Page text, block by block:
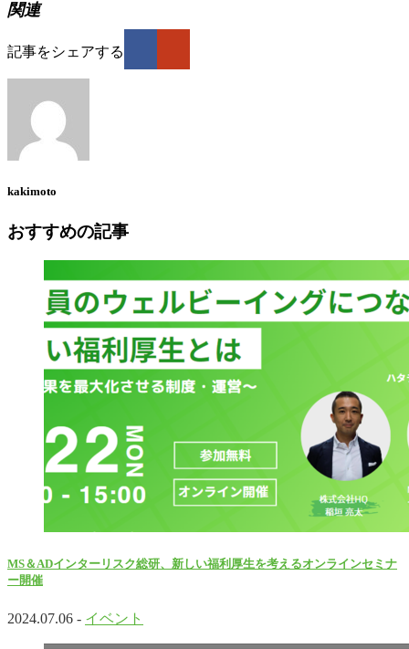
関連
記事をシェアする
kakimoto
おすすめの記事
MS＆ADインターリスク総研、新しい福利厚生を考えるオンラインセミナ
ー開催
2024.07.06 - イベント